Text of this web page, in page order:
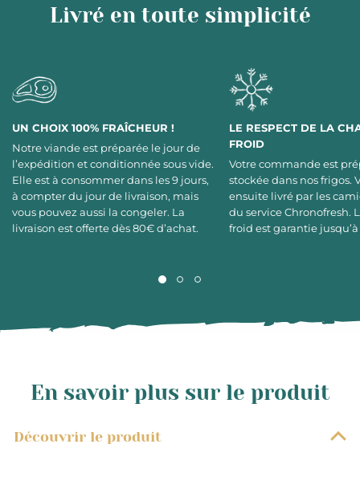
Livré en toute simplicité
UN CHOIX 100% FRAÎCHEUR !
Notre viande est préparée le jour de
l’expédition et conditionnée sous vide.
Elle est à consommer dans les 9 jours,
à compter du jour de livraison, mais
vous pouvez aussi la congeler. La
livraison est offerte dès 80€ d’achat.
LE RESPECT DE LA
FROID
Votre commande est
stockée dans nos frigos.
ensuite livré par les
du service Chronofresh.
froid est garantie
En savoir plus sur le produit
Découvrir le produit